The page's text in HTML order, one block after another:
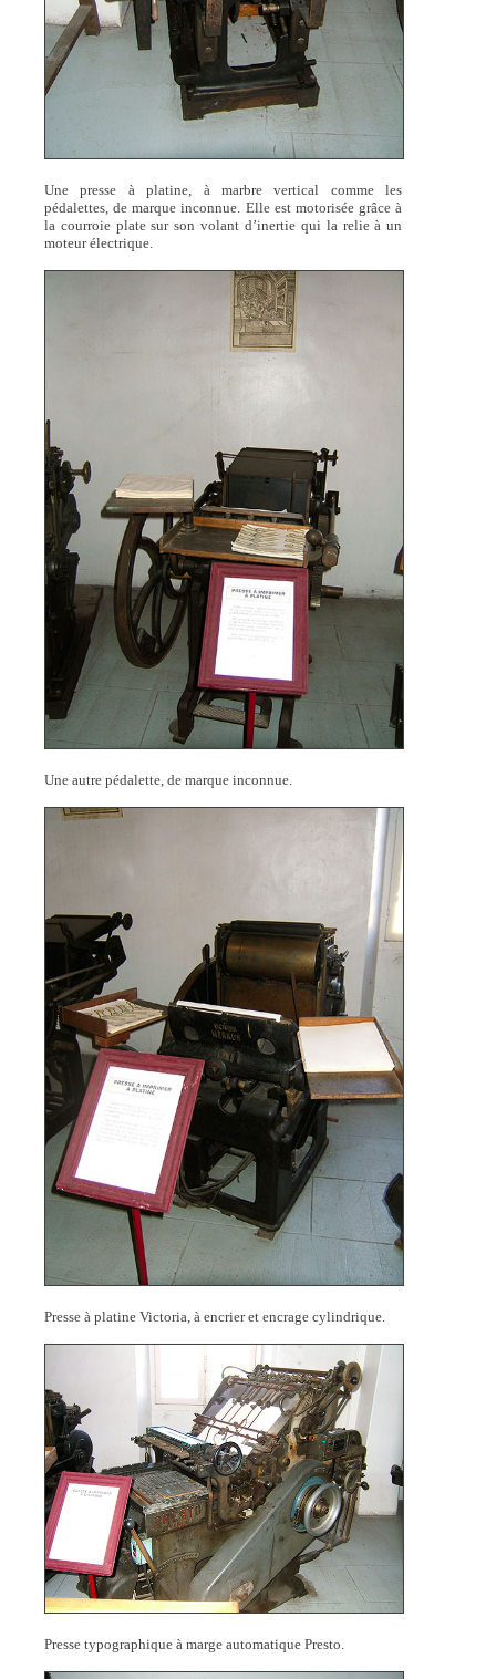
Une presse à platine, à marbre vertical comme les
pédalettes, de marque inconnue. Elle est motorisée grâce à
la courroie plate sur son volant d’inertie qui la relie à un
moteur électrique.
Une autre pédalette, de marque inconnue.
Presse à platine Victoria, à encrier et encrage cylindrique.
Presse typographique à marge automatique Presto.